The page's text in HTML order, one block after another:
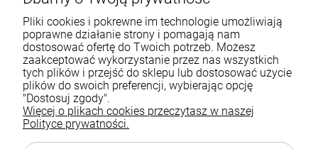
14,95 zł
Cena netto:12,15 zł
DO KOSZYKA
Pliki cookies i pokrewne im technologie umożliwiają
poprawne działanie strony i pomagają nam
dostosować ofertę do Twoich potrzeb. Możesz
zaakceptować wykorzystanie przez nas wszystkich
tych plików i przejść do sklepu lub dostosować użycie
plików do swoich preferencji, wybierając opcję
"Dostosuj zgody".
Więcej o plikach cookies przeczytasz w naszej
Polityce prywatności.